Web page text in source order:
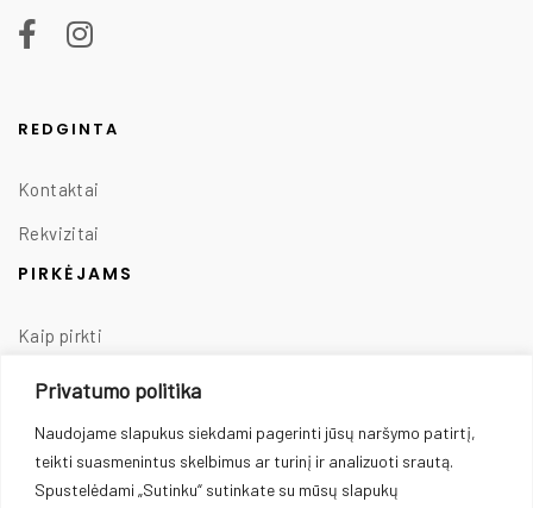
Privatumo politika
Naudojame slapukus siekdami pagerinti jūsų naršymo patirtį,
teikti suasmenintus skelbimus ar turinį ir analizuoti srautą.
Spustelėdami „Sutinku“ sutinkate su mūsų slapukų
REDGINTA
Kontaktai
Rekvizitai
PIRKĖJAMS
Kaip pirkti
Taisyklės
Prekių pristatymas
Prekių grąžinimas